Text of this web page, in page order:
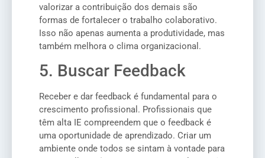
valorizar a contribuição dos demais são
formas de fortalecer o trabalho colaborativo.
Isso não apenas aumenta a produtividade, mas
também melhora o clima organizacional.
5. Buscar Feedback
Receber e dar feedback é fundamental para o
crescimento profissional. Profissionais que
têm alta IE compreendem que o feedback é
uma oportunidade de aprendizado. Criar um
ambiente onde todos se sintam à vontade para